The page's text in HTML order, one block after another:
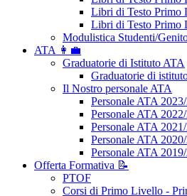
Libri di Testo Primo
Libri di Testo Primo
Modulistica Studenti/
ATA 👩‍💼
Graduatorie di Istituto ATA
Graduatorie di
Il Nostro personale ATA
Personale ATA
Personale ATA
Personale ATA
Personale ATA
Personale ATA
Offerta Formativa 📝
PTOF
Corsi di Primo Livello -